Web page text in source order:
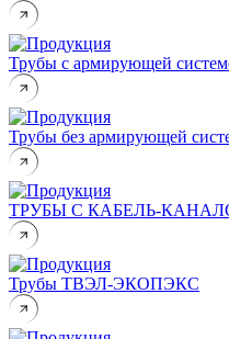
Трубы с армирующей
Трубы без армирующей
ТРУБЫ С КАБЕЛЬ-
Трубы ТВЭЛ-ЭКОПЭКС